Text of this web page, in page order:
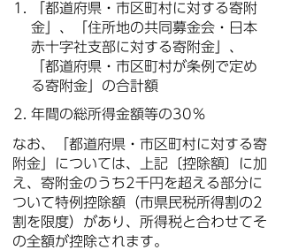
「都道府県・市区町村に対する寄附
金」、「住所地の共同募金会・日本
赤十字社支部に対する寄附金」、
「都道府県・市区町村が条例で定め
る寄附金」の合計額
年間の総所得金額等の30％
なお、「都道府県・市区町村に対する寄
附金」については、上記〔控除額〕に加
え、寄附金のうち2千円を超える部分に
ついて特例控除額（市県民税所得割の2
割を限度）があり、所得税と合わせてそ
の全額が控除されます。